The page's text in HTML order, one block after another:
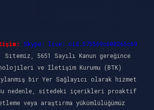
Skype: live:.cid.575569c608265c69
Sitemiz, 5651 Sayılı Kanun gereğince
ve İletişim Kurumu (BTK)
bir Yer Sağlayıcı olarak hizmet
nedenle, sitedeki içerikleri proaktif
veya araştırma yükümlülüğümüz